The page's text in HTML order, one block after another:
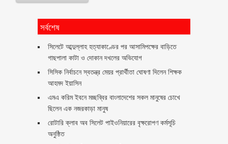
সর্বশেষ
সিলেটে আব্দুল্লাহ হত্যাকাণ্ডের পর আসামিপক্ষের বাড়িতে
গাছপালা কাটা ও দোকান দখলের অভিযোগ
সিসিক নির্বাচনে স্বতন্ত্র মেয়র প্রার্থীতা ঘোষণা দিলেন শিক্ষক
আহমদ ইয়াসিন
এমএ করিম ইবনে মচ্ছব্বির বাংলাদেশের সকল মানুষের চোখে
ছিলেন এক নজরকাড়া মানুষ ‎
রোটারি ক্লাব অব সিলেট পাইওনিয়ারের বৃক্ষরোপণ কর্মসূচি
অনুষ্ঠিত